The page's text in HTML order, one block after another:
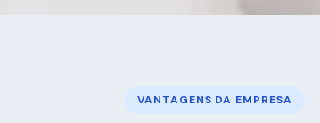
VANTAGENS DA EMPRESA